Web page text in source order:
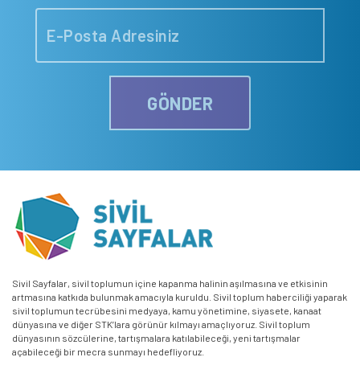
GÖNDER
Sivil Sayfalar, sivil toplumun içine kapanma halinin aşılmasına ve etkisinin
artmasına katkıda bulunmak amacıyla kuruldu. Sivil toplum haberciliği yaparak
sivil toplumun tecrübesini medyaya, kamu yönetimine, siyasete, kanaat
dünyasına ve diğer STK’lara görünür kılmayı amaçlıyoruz. Sivil toplum
dünyasının sözcülerine, tartışmalara katılabileceği, yeni tartışmalar
açabileceği bir mecra sunmayı hedefliyoruz.